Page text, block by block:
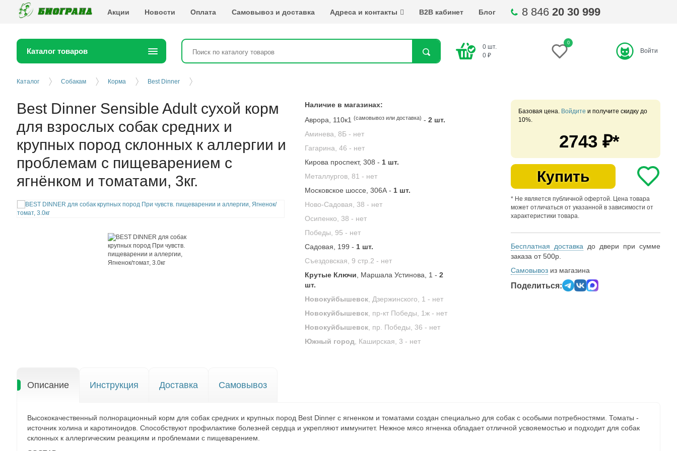
Акции Новости Оплата Самовывоз и доставка Адреса и контакты B2B кабинет Блог 8 846 20 30 999
Каталог товаров Найти
0 шт.
0 ₽
0
Войти
Каталог Собакам Корма Best Dinner
Best Dinner Sensible Adult сухой корм
для взрослых собак средних и
крупных пород склонных к аллергии и
проблемам с пищеварением с
ягнёнком и томатами, 3кг.
Наличие в магазинах:
Аврора, 110к1(самовывоз или доставка) -2 шт.
Аминева, 8Б - нет
Гагарина, 46 - нет
Кирова проспект, 308 - 1 шт.
Металлургов, 81 - нет
Московское шоссе, 306А - 1 шт.
Ново-Садовая, 38 - нет
Осипенко, 38 - нет
Победы, 95 - нет
Садовая, 199 - 1 шт.
Съездовская, 9 стр.2 - нет
Крутые Ключи , Маршала Устинова, 1 -2
шт.
Новокуйбышевск , Дзержинского, 1 - нет
Новокуйбышевск , пр-кт Победы, 1ж - нет
Новокуйбышевск , пр. Победы, 36 - нет
Южный город , Каширская, 3 - нет
Базовая цена. Войдите и получите скидку до
10%.
2743 ₽*
Купить
* Не является публичной офертой. Цена товара
может отличаться от указанной в зависимости от
характеристики товара.
Бесплатная доставка до двери при сумме
заказа от 500р.
Самовывоз из магазина
Поделиться:
Описание Инструкция Доставка Самовывоз
Высококачественный полнорационный корм для собак средних и крупных пород Best Dinner с ягненком и томатами создан специально для собак с особыми потребностями. Томаты -
источник холина и каротиноидов. Способствуют профилактике болезней сердца и укрепляют иммунитет. Нежное мясо ягненка обладает отличной усвояемостью и подходит для собак
склонных к аллергическим реакциям и проблемами с пищеварением.